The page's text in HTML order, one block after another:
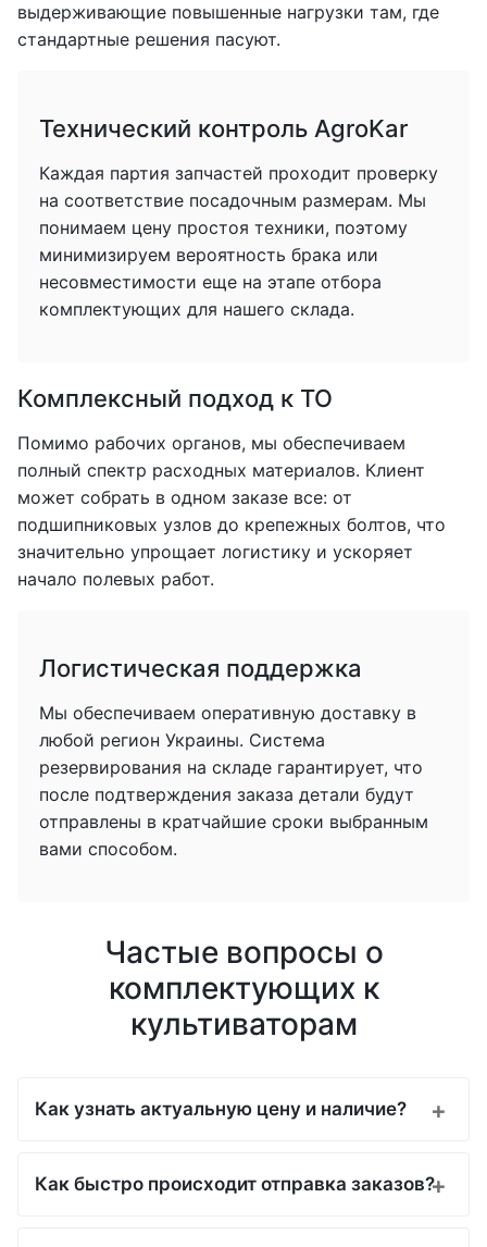
выдерживающие повышенные нагрузки там, где
стандартные решения пасуют.
Технический контроль AgroKar
Каждая партия запчастей проходит проверку
на соответствие посадочным размерам. Мы
понимаем цену простоя техники, поэтому
минимизируем вероятность брака или
несовместимости еще на этапе отбора
комплектующих для нашего склада.
Комплексный подход к ТО
Помимо рабочих органов, мы обеспечиваем
полный спектр расходных материалов. Клиент
может собрать в одном заказе все: от
подшипниковых узлов до крепежных болтов, что
значительно упрощает логистику и ускоряет
начало полевых работ.
Логистическая поддержка
Мы обеспечиваем оперативную доставку в
любой регион Украины. Система
резервирования на складе гарантирует, что
после подтверждения заказа детали будут
отправлены в кратчайшие сроки выбранным
вами способом.
Частые вопросы о
комплектующих к
культиваторам
Как узнать актуальную цену и наличие?
Как быстро происходит отправка заказов?